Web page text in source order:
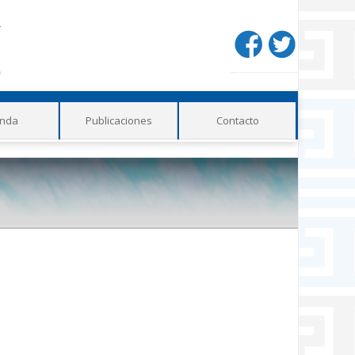
Publicaciones Contacto